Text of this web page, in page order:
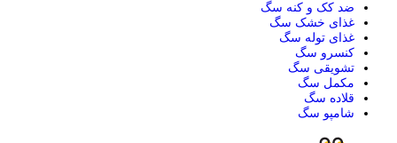
ضد کک و کنه سگ
غذای خشک سگ
غذای توله سگ
کنسرو سگ
تشویقی سگ
مکمل سگ
قلاده سگ
شامپو سگ